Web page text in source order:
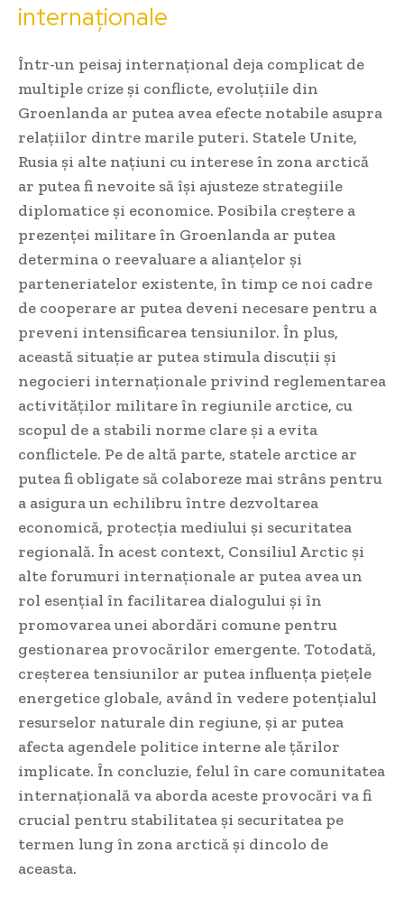
internaționale
Într-un peisaj internațional deja complicat de
multiple crize și conflicte, evoluțiile din
Groenlanda ar putea avea efecte notabile asupra
relațiilor dintre marile puteri. Statele Unite,
Rusia și alte națiuni cu interese în zona arctică
ar putea fi nevoite să își ajusteze strategiile
diplomatice și economice. Posibila creștere a
prezenței militare în Groenlanda ar putea
determina o reevaluare a alianțelor și
parteneriatelor existente, în timp ce noi cadre
de cooperare ar putea deveni necesare pentru a
preveni intensificarea tensiunilor. În plus,
această situație ar putea stimula discuții și
negocieri internaționale privind reglementarea
activităților militare în regiunile arctice, cu
scopul de a stabili norme clare și a evita
conflictele. Pe de altă parte, statele arctice ar
putea fi obligate să colaboreze mai strâns pentru
a asigura un echilibru între dezvoltarea
economică, protecția mediului și securitatea
regională. În acest context, Consiliul Arctic și
alte forumuri internaționale ar putea avea un
rol esențial în facilitarea dialogului și în
promovarea unei abordări comune pentru
gestionarea provocărilor emergente. Totodată,
creșterea tensiunilor ar putea influența piețele
energetice globale, având în vedere potențialul
resurselor naturale din regiune, și ar putea
afecta agendele politice interne ale țărilor
implicate. În concluzie, felul în care comunitatea
internațională va aborda aceste provocări va fi
crucial pentru stabilitatea și securitatea pe
termen lung în zona arctică și dincolo de
aceasta.